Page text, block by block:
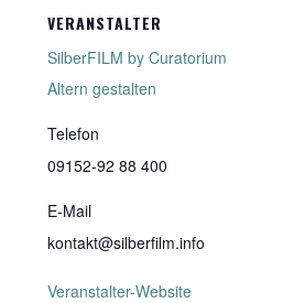
VERANSTALTER
SilberFILM by Curatorium
Altern gestalten
Telefon
09152-92 88 400
E-Mail
kontakt@silberfilm.info
Veranstalter-Website